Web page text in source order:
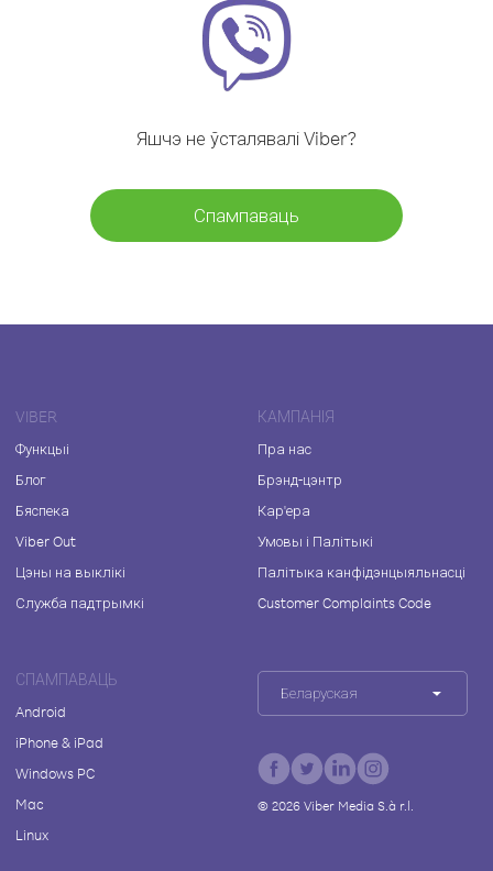
Яшчэ не ўсталявалі Viber?
Спампаваць
VIBER
Функцыі
Блог
Бяспека
Viber Out
Цэны на выклікі
Служба падтрымкі
КАМПАНІЯ
Пра нас
Брэнд-цэнтр
Кар'ера
Умовы і Палітыкі
Палітыка канфідэнцыяльнасці
Customer Complaints Code
СПАМПАВАЦЬ
Android
iPhone & iPad
Windows PC
Mac
Linux
Беларуская
© 2026Viber Media S.à r.l.